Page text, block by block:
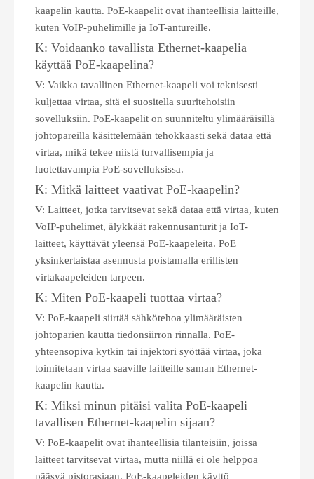
kaapelin kautta. PoE-kaapelit ovat ihanteellisia laitteille,
kuten VoIP-puhelimille ja IoT-antureille.
K: Voidaanko tavallista Ethernet-kaapelia
käyttää PoE-kaapelina?
V: Vaikka tavallinen Ethernet-kaapeli voi teknisesti
kuljettaa virtaa, sitä ei suositella suuritehoisiin
sovelluksiin. PoE-kaapelit on suunniteltu ylimääräisillä
johtopareilla käsittelemään tehokkaasti sekä dataa että
virtaa, mikä tekee niistä turvallisempia ja
luotettavampia PoE-sovelluksissa.
K: Mitkä laitteet vaativat PoE-kaapelin?
V: Laitteet, jotka tarvitsevat sekä dataa että virtaa, kuten
VoIP-puhelimet, älykkäät rakennusanturit ja IoT-
laitteet, käyttävät yleensä PoE-kaapeleita. PoE
yksinkertaistaa asennusta poistamalla erillisten
virtakaapeleiden tarpeen.
K: Miten PoE-kaapeli tuottaa virtaa?
V: PoE-kaapeli siirtää sähkötehoa ylimääräisten
johtoparien kautta tiedonsiirron rinnalla. PoE-
yhteensopiva kytkin tai injektori syöttää virtaa, joka
toimitetaan virtaa saaville laitteille saman Ethernet-
kaapelin kautta.
K: Miksi minun pitäisi valita PoE-kaapeli
tavallisen Ethernet-kaapelin sijaan?
V: PoE-kaapelit ovat ihanteellisia tilanteisiin, joissa
laitteet tarvitsevat virtaa, mutta niillä ei ole helppoa
pääsyä pistorasiaan. PoE-kaapeleiden käyttö